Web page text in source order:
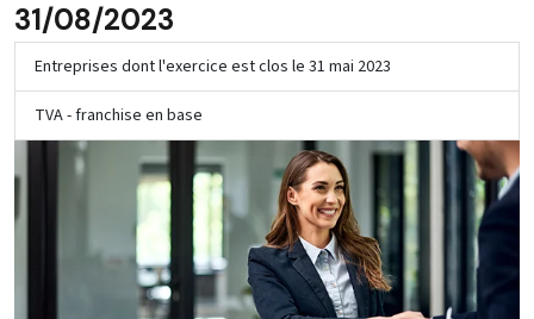
31/08/2023
Entreprises dont l'exercice est clos le 31 mai 2023
TVA - franchise en base